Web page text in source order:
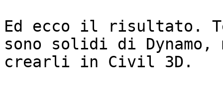
Ed ecco il risultato.
sono solidi di Dynamo,
crearli in Civil 3D.